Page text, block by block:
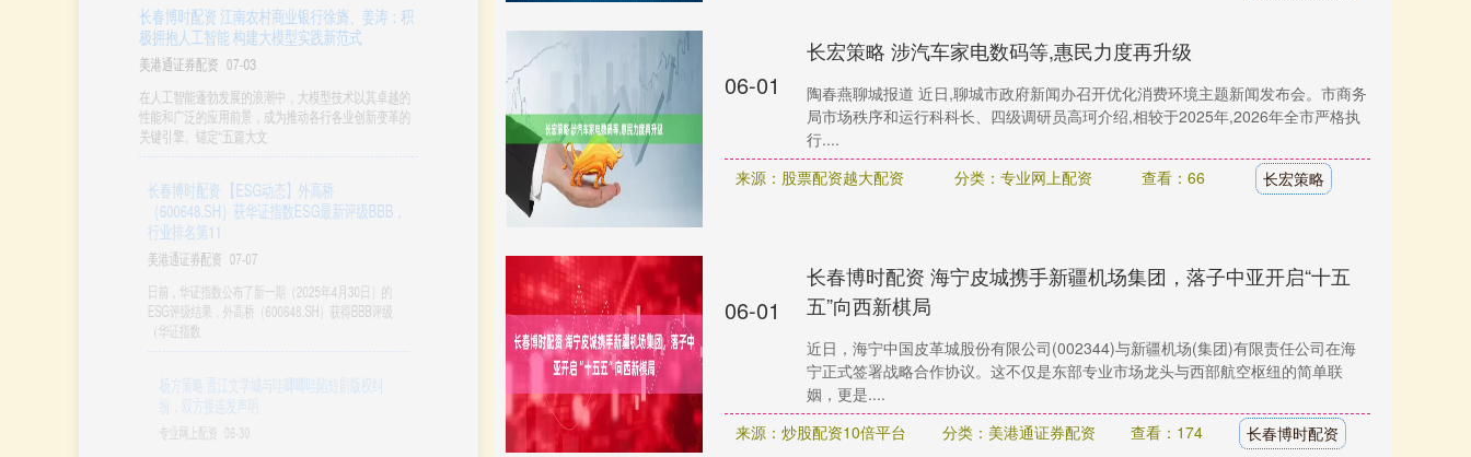
06-01
长宏策略 涉汽车家电数码等,惠民力度再升级
陶春燕聊城报道 近日,聊城市政府新闻办召开优化消费环境主题新闻发布会。市商务
局市场秩序和运行科科长、四级调研员高珂介绍,相较于2025年,2026年全市严格执
行....
来源：股票配资越大配资
分类：专业网上配资 查看：66 长宏策略
06-01
长春博时配资 海宁皮城携手新疆机场集团，落子中亚开启“十五
五”向西新棋局
近日，海宁中国皮革城股份有限公司(002344)与新疆机场(集团)有限责任公司在海
宁正式签署战略合作协议。这不仅是东部专业市场龙头与西部航空枢纽的简单联
姻，更是....
来源：炒股配资10倍平台
分类：美港通证券配资 查看：174 长春博时配资
长春博时配资 江南农村商业银行徐旖、姜涛：积
极拥抱人工智能 构建大模型实践新范式
美港通证券配资 07-03
在人工智能蓬勃发展的浪潮中，大模型技术以其卓越的
性能和广泛的应用前景，成为推动各行各业创新变革的
关键引擎。锚定“五篇大文
长春博时配资 【ESG动态】外高桥
（600648.SH）获华证指数ESG最新评级BBB，
行业排名第11
美港通证券配资 07-07
日前，华证指数公布了新一期（2025年4月30日）的
ESG评级结果，外高桥（600648.SH）获得BBB评级
（华证指数
杨方策略 晋江文学城与哇唧唧哇陷短剧版权纠
纷，双方接连发声明
专业网上配资
06-30